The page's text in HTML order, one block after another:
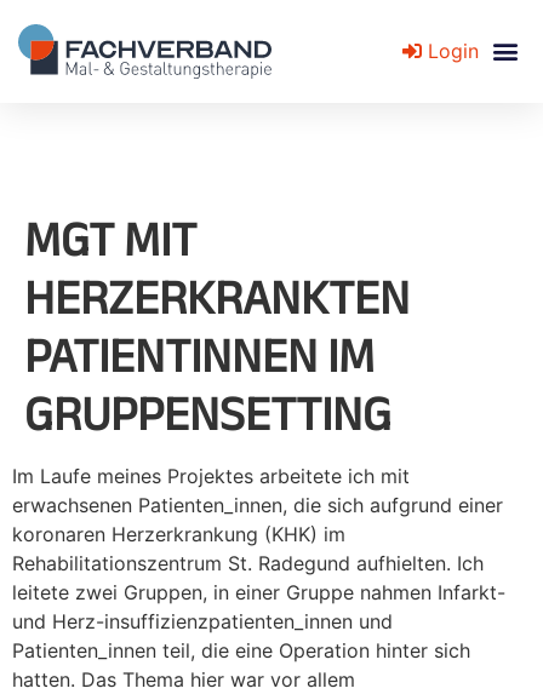
Login
MGT MIT
HERZERKRANKTEN
PATIENTINNEN IM
GRUPPENSETTING
Im Laufe meines Projektes arbeitete ich mit
erwachsenen Patienten_innen, die sich aufgrund einer
koronaren Herzerkrankung (KHK) im
Rehabilitationszentrum St. Radegund aufhielten. Ich
leitete zwei Gruppen, in einer Gruppe nahmen Infarkt-
und Herz-insuffizienzpatienten_innen und
Patienten_innen teil, die eine Operation hinter sich
hatten. Das Thema hier war vor allem